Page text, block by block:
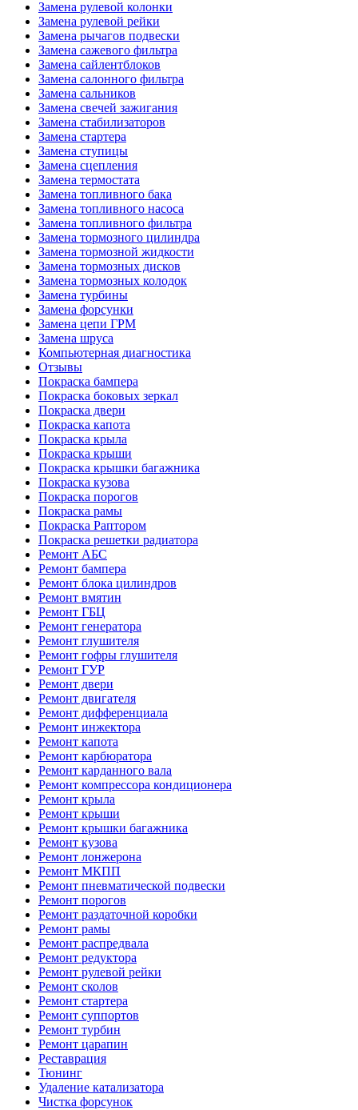
Замена рулевой колонки
Замена рулевой рейки
Замена рычагов подвески
Замена сажевого фильтра
Замена сайлентблоков
Замена салонного фильтра
Замена сальников
Замена свечей зажигания
Замена стабилизаторов
Замена стартера
Замена ступицы
Замена сцепления
Замена термостата
Замена топливного бака
Замена топливного насоса
Замена топливного фильтра
Замена тормозного цилиндра
Замена тормозной жидкости
Замена тормозных дисков
Замена тормозных колодок
Замена турбины
Замена форсунки
Замена цепи ГРМ
Замена шруса
Компьютерная диагностика
Отзывы
Покраска бампера
Покраска боковых зеркал
Покраска двери
Покраска капота
Покраска крыла
Покраска крыши
Покраска крышки багажника
Покраска кузова
Покраска порогов
Покраска рамы
Покраска Раптором
Покраска решетки радиатора
Ремонт АБС
Ремонт бампера
Ремонт блока цилиндров
Ремонт вмятин
Ремонт ГБЦ
Ремонт генератора
Ремонт глушителя
Ремонт гофры глушителя
Ремонт ГУР
Ремонт двери
Ремонт двигателя
Ремонт дифференциала
Ремонт инжектора
Ремонт капота
Ремонт карбюратора
Ремонт карданного вала
Ремонт компрессора кондиционера
Ремонт крыла
Ремонт крыши
Ремонт крышки багажника
Ремонт кузова
Ремонт лонжерона
Ремонт МКПП
Ремонт пневматической подвески
Ремонт порогов
Ремонт раздаточной коробки
Ремонт рамы
Ремонт распредвала
Ремонт редуктора
Ремонт рулевой рейки
Ремонт сколов
Ремонт стартера
Ремонт суппортов
Ремонт турбин
Ремонт царапин
Реставрация
Тюнинг
Удаление катализатора
Чистка форсунок